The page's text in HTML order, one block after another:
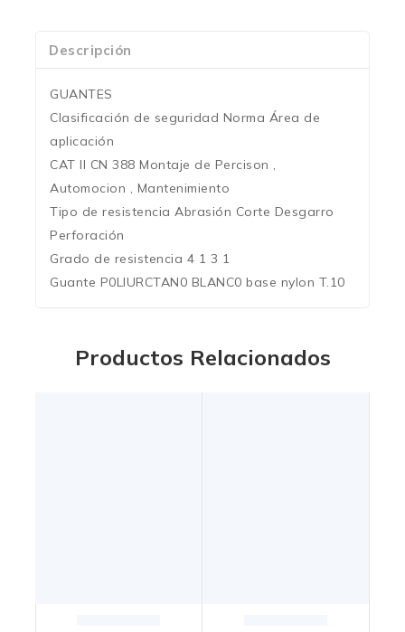
Descripción
GUANTES
Clasificación de seguridad Norma Área de
aplicación
CAT II CN 388 Montaje de Percison ,
Automocion , Mantenimiento
Tipo de resistencia Abrasión Corte Desgarro
Perforación
Grado de resistencia 4 1 3 1
Guante P0LIURCTAN0 BLANC0 base nylon T.10
Productos Relacionados